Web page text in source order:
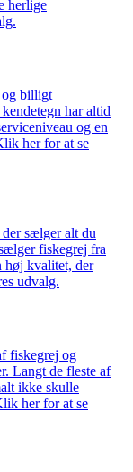
herlige
og billigt
har altid
og en
her for at se
sælger alt du
fiskegrej fra
høj kvalitet, der
udvalg.
fiskegrej og
Langt de fleste af
ikke skulle
her for at se